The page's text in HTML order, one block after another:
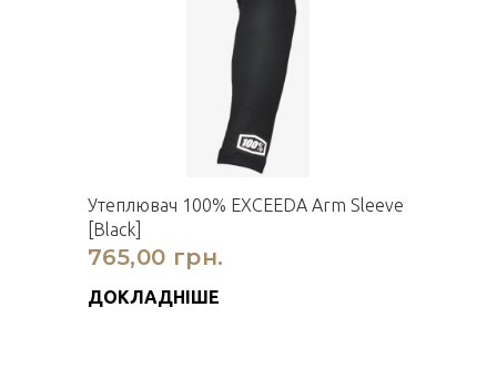
Утеплювач 100% EXCEEDA Arm Sleeve
[Black]
765,00 грн.
ДОКЛАДНІШЕ